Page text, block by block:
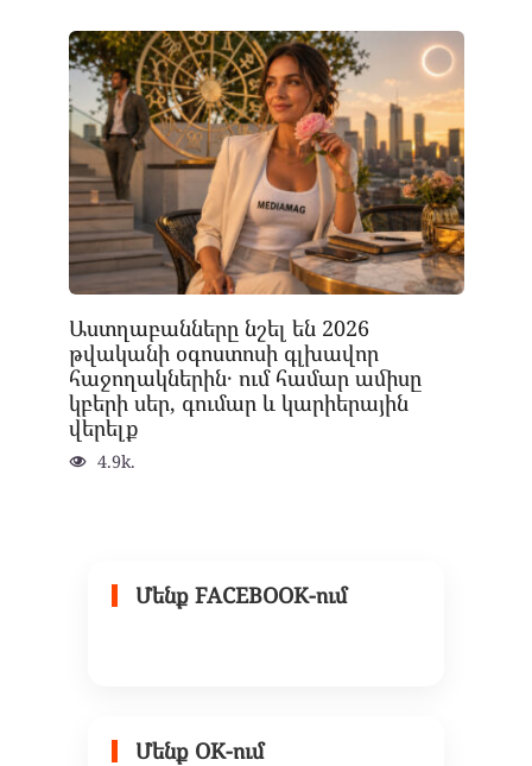
Աստղաբանները նշել են 2026
թվականի օգոստոսի գլխավոր
հաջողակներին․ ում համար ամիսը
կբերի սեր, գումար և կարիերային
վերելք
4.9k.
Մենք FACEBOOK-ում
Մենք OK-ում